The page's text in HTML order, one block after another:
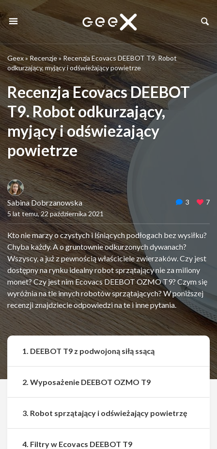
Geex»Recenzje»Recenzja Ecovacs DEEBOT T9. Robot
odkurzający, myjący i odświeżający powietrze
Recenzja Ecovacs DEEBOT
T9. Robot odkurzający,
myjący i odświeżający
powietrze
Sabina Dobrzanowska
5 lat temu, 22 października 2021
3 7
Kto nie marzy o czystych i lśniących podłogach bez wysiłku?
Chyba każdy. A o gruntownie odkurzonych dywanach?
Wszyscy, a już z pewnością właściciele zwierzaków. Czy jest
dostępny na rynku idealny robot sprzątający nie za miliony
monet? Czy jest nim Ecovacs DEEBOT OZMO T9? Czym się
wyróżnia na tle innych robotów sprzątających? W poniższej
recenzji znajdziecie odpowiedzi na te i inne pytania.
1. DEEBOT T9 z podwojoną siłą ssącą
2. Wyposażenie DEEBOT OZMO T9
3. Robot sprzątający i odświeżający powietrzę
4. Filtry w Ecovacs DEEBOT T9